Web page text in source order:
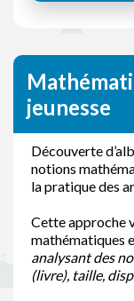
jeunesse
Découverte
notions
la pratique des
Cette approche
mathématiques
analysant des
(livre), taille,